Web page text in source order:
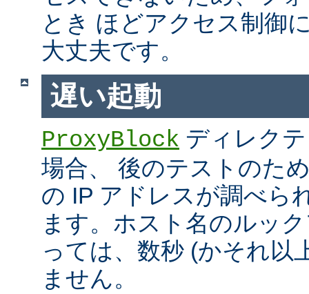
とき ほどアクセス制御
大丈夫です。
遅い起動
ProxyBlock ディレク
場合、 後のテストのた
の IP アドレスが調べら
ます。ホスト名のルッ
っては、数秒 (かそれ以
ません。